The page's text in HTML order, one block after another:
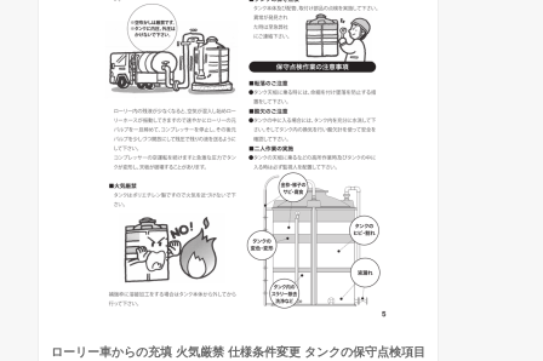
ローリー車からの充填 火気厳禁 仕様条件変更 タンクの保守点検項目